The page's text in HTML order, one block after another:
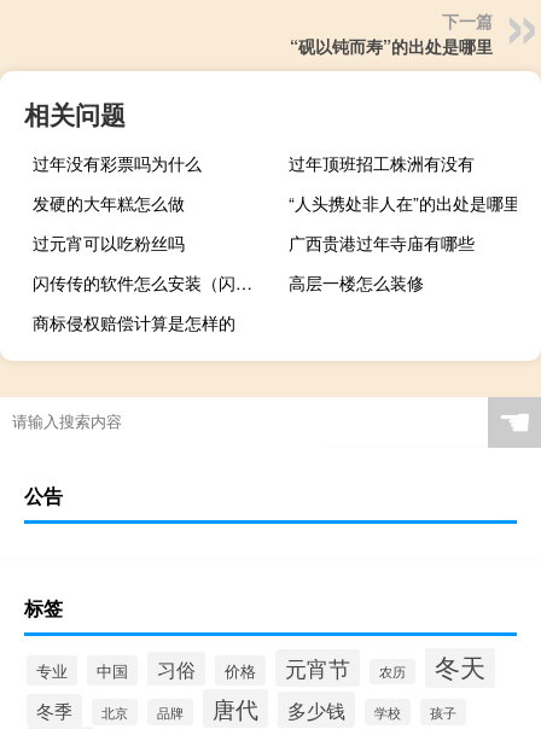
下一篇
“砚以钝而寿”的出处是哪里
相关问题
过年没有彩票吗为什么
过年顶班招工株洲有没有
发硬的大年糕怎么做
“人头携处非人在”的出处是哪里
过元宵可以吃粉丝吗
广西贵港过年寺庙有哪些
闪传传的软件怎么安装（闪传电脑版下载）
高层一楼怎么装修
商标侵权赔偿计算是怎样的
☚
公告
标签
专业 中国 习俗 价格 元宵节 农历 冬天
冬季 北京 品牌 唐代 多少钱 学校 孩子